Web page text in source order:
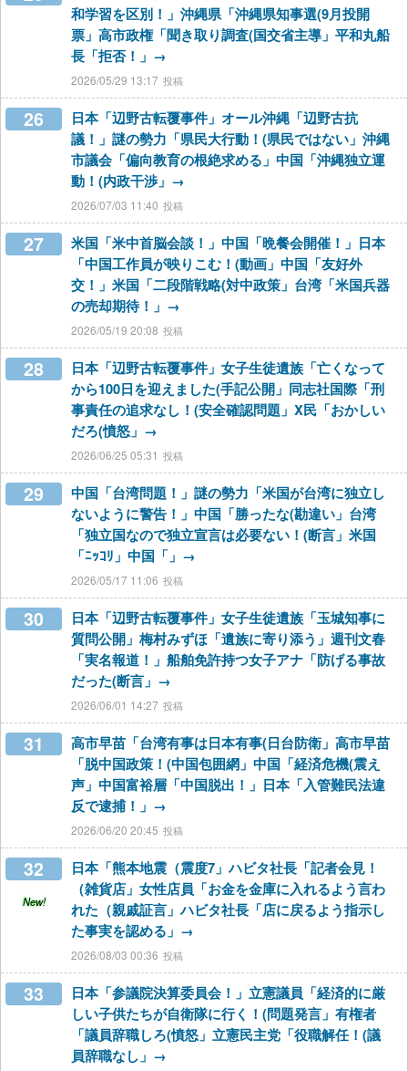
和学習を区別！」沖縄県「沖縄県知事選(9月投開
票」高市政権「聞き取り調査(国交省主導」平和丸船
長「拒否！」→
2026/05/29 13:17
26
日本「辺野古転覆事件」オール沖縄「辺野古抗
議！」謎の勢力「県民大行動！(県民ではない」沖縄
市議会「偏向教育の根絶求める」中国「沖縄独立運
動！(内政干渉」→
2026/07/03 11:40
27
米国「米中首脳会談！」中国「晩餐会開催！」日本
「中国工作員が映りこむ！(動画」中国「友好外
交！」米国「二段階戦略(対中政策」台湾「米国兵器
の売却期待！」→
2026/05/19 20:08
28
日本「辺野古転覆事件」女子生徒遺族「亡くなって
から100日を迎えました(手記公開」同志社国際「刑
事責任の追求なし！(安全確認問題」X民「おかしい
だろ(憤怒」→
2026/06/25 05:31
29
中国「台湾問題！」謎の勢力「米国が台湾に独立し
ないように警告！」中国「勝ったな(勘違い」台湾
「独立国なので独立宣言は必要ない！(断言」米国
「ﾆｯｺﾘ」中国「」→
2026/05/17 11:06
30
日本「辺野古転覆事件」女子生徒遺族「玉城知事に
質問公開」梅村みずほ「遺族に寄り添う」週刊文春
「実名報道！」船舶免許持つ女子アナ「防げる事故
だった(断言」→
2026/06/01 14:27
31
高市早苗「台湾有事は日本有事(日台防衛」高市早苗
「脱中国政策！(中国包囲網」中国「経済危機(震え
声」中国富裕層「中国脱出！」日本「入管難民法違
反で逮捕！」→
2026/06/20 20:45
32
New!
日本「熊本地震（震度7」ハビタ社長「記者会見！
（雑貨店」女性店員「お金を金庫に入れるよう言わ
れた（親戚証言」ハビタ社長「店に戻るよう指示し
た事実を認める」→
2026/08/03 00:36
33
日本「参議院決算委員会！」立憲議員「経済的に厳
しい子供たちが自衛隊に行く！(問題発言」有権者
「議員辞職しろ(憤怒」立憲民主党「役職解任！(議
員辞職なし」→